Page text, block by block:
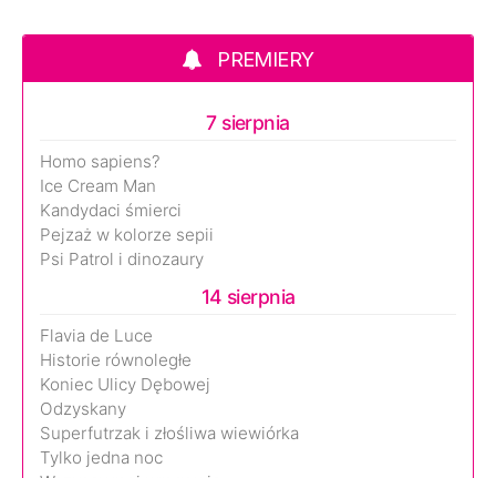
PREMIERY
7 sierpnia
Homo sapiens?
Ice Cream Man
Kandydaci śmierci
Pejzaż w kolorze sepii
Psi Patrol i dinozaury
14 sierpnia
Flavia de Luce
Historie równoległe
Koniec Ulicy Dębowej
Odzyskany
Superfutrzak i złośliwa wiewiórka
Tylko jedna noc